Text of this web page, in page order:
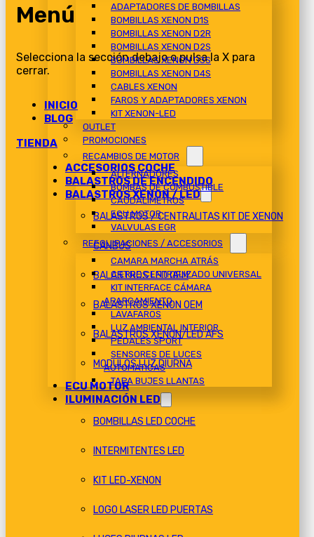
ADAPTADORES DE BOMBILLAS
BOMBILLAS XENON D1S
BOMBILLAS XENON D2R
BOMBILLAS XENON D2S
BOMBILLAS XENON D3S
BOMBILLAS XENON D4S
CABLES XENON
FAROS Y ADAPTADORES XENON
KIT XENON-LED
OUTLET
PROMOCIONES
RECAMBIOS DE MOTOR
ALTERNADORES
BOMBAS DE COMBUSTIBLE
CAUDALIMETROS
ECU MOTOR
VALVULAS EGR
REEQUIPACIONES / ACCESORIOS
CAMARA MARCHA ATRÁS
CIERRE CENTRALIZADO UNIVERSAL
KIT INTERFACE CÁMARA
APARCAMIENTO
LAVAFAROS
LUZ AMBIENTAL INTERIOR
PEDALES SPORT
SENSORES DE LUCES
AUTOMATICAS
TAPA BUJES LLANTAS
Menú
Selecciona la sección debajo o pulsa la X para
cerrar.
INICIO
BLOG
TIENDA
ACCESORIOS COCHE
BALASTROS DE ENCENDIDO
BALASTROS XENON / LED
BALASTROS / CENTRALITAS KIT DE XENON
CANBUS
BALASTROS LED OEM
BALASTROS XENON OEM
BALASTROS XENON/LED AFS
MODULOS LUZ DIURNA
ECU MOTOR
ILUMINACIÓN LED
BOMBILLAS LED COCHE
INTERMITENTES LED
KIT LED-XENON
LOGO LASER LED PUERTAS